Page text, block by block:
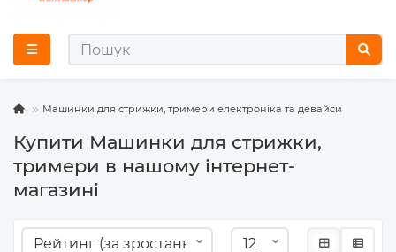
Машинки для стрижки, тримери електроніка та девайси
Купити Машинки для стрижки,
тримери в нашому інтернет-
магазині